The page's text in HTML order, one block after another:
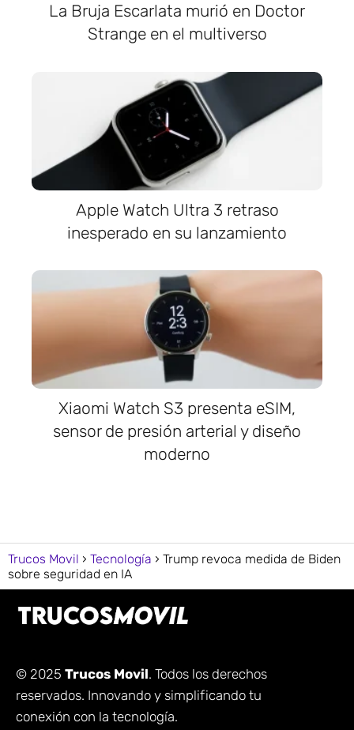
La Bruja Escarlata murió en Doctor
Strange en el multiverso
Apple Watch Ultra 3 retraso
inesperado en su lanzamiento
Xiaomi Watch S3 presenta eSIM,
sensor de presión arterial y diseño
moderno
Trucos Movil Tecnología
Trump revoca medida de Biden
sobre seguridad en IA
© 2025 Trucos Movil. Todos los derechos
reservados. Innovando y simplificando tu
conexión con la tecnología.